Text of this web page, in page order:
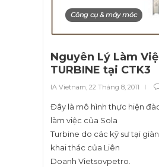
Công cụ & máy móc
Nguyên Lý Làm
TURBINE tại CTK3
IA Vietnam, 22 Tháng 8, 2011
Đây là mô hình thực hiện
làm việc của Sola
Turbine do các kỹ sư tại
khai thác của Liên
Doanh Vietsovpetro.